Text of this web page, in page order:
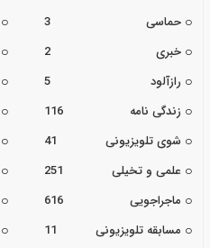
حماسی
3
خبری
2
رازآلود
5
زندگی نامه
116
شوی تلویزیونی
41
علمی و تخیلی
251
ماجراجویی
616
مسابقه تلویزیونی
11